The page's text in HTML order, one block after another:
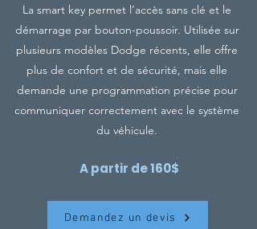
La smart key permet l’accès sans clé et le
démarrage par bouton-poussoir. Utilisée sur
plusieurs modèles Dodge récents, elle offre
plus de confort et de sécurité, mais elle
demande une programmation précise pour
communiquer correctement avec le système
du véhicule.
A partir de 160$
Demandez un devis